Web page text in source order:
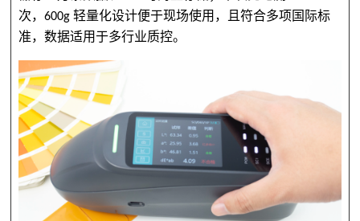
次，600g轻量化设计便于现场使用，且符合多项国际标
准，数据适用于多行业质控。